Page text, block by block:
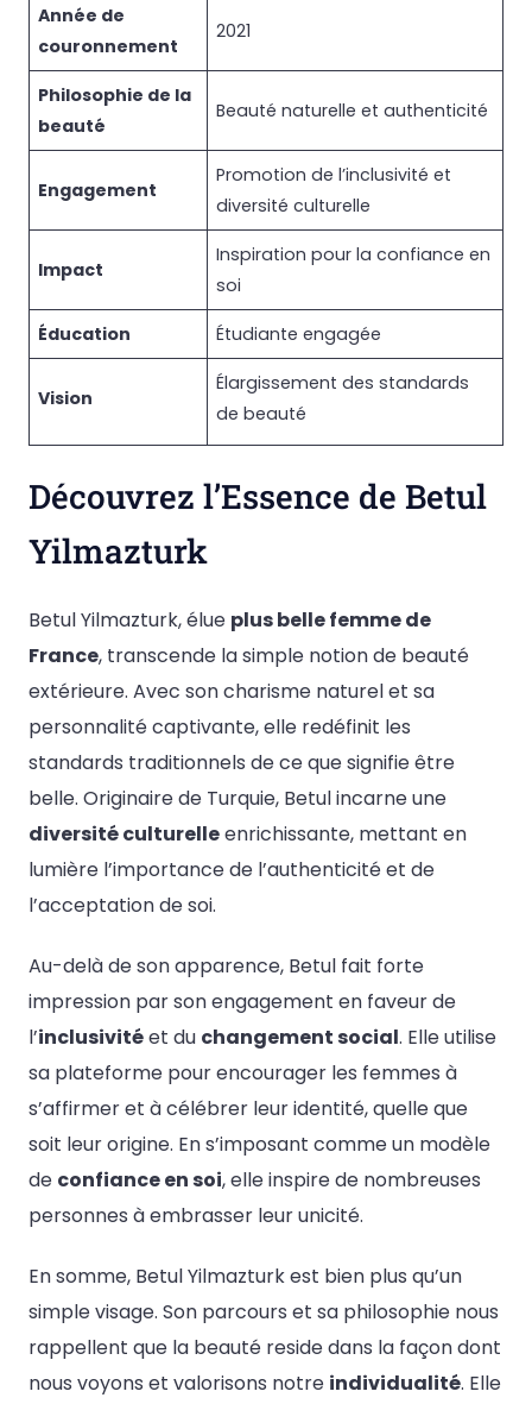
Année de
couronnement
2021
Philosophie de la
beauté
Beauté naturelle et authenticité
Engagement
Promotion de l’inclusivité et
diversité culturelle
Impact
Inspiration pour la confiance en
soi
Éducation Étudiante engagée
Vision
Élargissement des standards
de beauté
Découvrez l’Essence de Betul
Yilmazturk
Betul Yilmazturk, élue plus belle femme de
France, transcende la simple notion de beauté
extérieure. Avec son charisme naturel et sa
personnalité captivante, elle redéfinit les
standards traditionnels de ce que signifie être
belle. Originaire de Turquie, Betul incarne une
diversité culturelleenrichissante, mettant en
lumière l’importance de l’authenticité et de
l’acceptation de soi.
Au-delà de son apparence, Betul fait forte
impression par son engagement en faveur de
l’inclusivitéet du changement social. Elle utilise
sa plateforme pour encourager les femmes à
s’affirmer et à célébrer leur identité, quelle que
soit leur origine. En s’imposant comme un modèle
de confiance en soi, elle inspire de nombreuses
personnes à embrasser leur unicité.
En somme, Betul Yilmazturk est bien plus qu’un
simple visage. Son parcours et sa philosophie nous
rappellent que la beauté reside dans la façon dont
nous voyons et valorisons notre individualité. Elle